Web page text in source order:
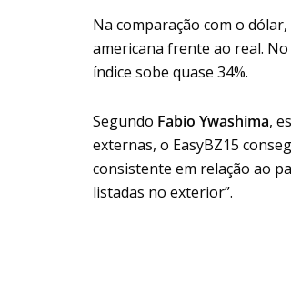
Na comparação com o
americana frente ao real.
índice sobe quase 34%.
Segundo Fabio Ywashima,
externas, o EasyBZ15
consistente em relação ao
listadas no exterior”.